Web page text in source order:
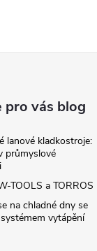
pro vás blog
lanové kladkostroje:
průmyslové
TOOLS a TORROS
na chladné dny se
vytápění